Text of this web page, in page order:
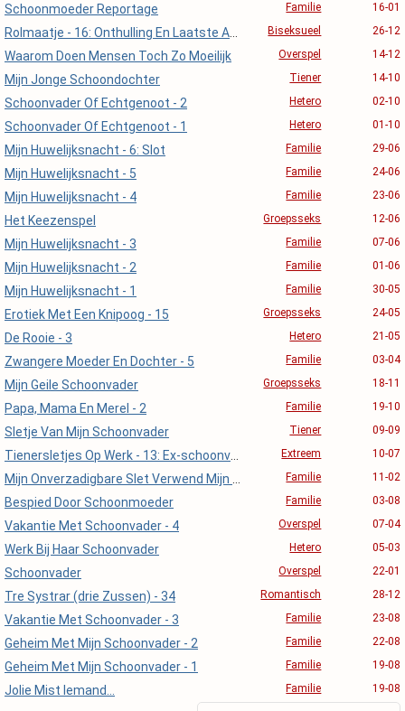
Schoonmoeder Reportage Familie 16-01
Biseksueel 26-12
Waarom Doen Mensen Toch Zo Moeilijk Overspel 14-12
Mijn Jonge Schoondochter Tiener 14-10
Schoonvader Of Echtgenoot - 2 Hetero 02-10
Schoonvader Of Echtgenoot - 1 Hetero 01-10
Mijn Huwelijksnacht - 6: Slot Familie 29-06
Mijn Huwelijksnacht - 5 Familie 24-06
Mijn Huwelijksnacht - 4 Familie 23-06
Het Keezenspel Groepsseks 12-06
Mijn Huwelijksnacht - 3 Familie 07-06
Mijn Huwelijksnacht - 2 Familie 01-06
Mijn Huwelijksnacht - 1 Familie 30-05
Erotiek Met Een Knipoog - 15 Groepsseks 24-05
De Rooie - 3 Hetero 21-05
Zwangere Moeder En Dochter - 5 Familie 03-04
Mijn Geile Schoonvader Groepsseks 18-11
Papa, Mama En Merel - 2 Familie 19-10
Sletje Van Mijn Schoonvader Tiener 09-09
Extreem 10-07
Familie 11-02
Bespied Door Schoonmoeder Familie 03-08
Vakantie Met Schoonvader - 4 Overspel 07-04
Werk Bij Haar Schoonvader Hetero 05-03
Schoonvader Overspel 22-01
Tre Systrar (drie Zussen) - 34 Romantisch 28-12
Vakantie Met Schoonvader - 3 Familie 23-08
Geheim Met Mijn Schoonvader - 2 Familie 22-08
Geheim Met Mijn Schoonvader - 1 Familie 19-08
Jolie Mist Iemand... Familie 19-08